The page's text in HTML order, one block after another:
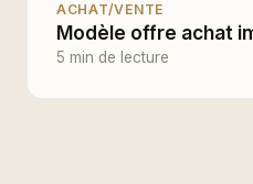
ACHAT/VENTE
Modèle offre achat
5 min de lecture